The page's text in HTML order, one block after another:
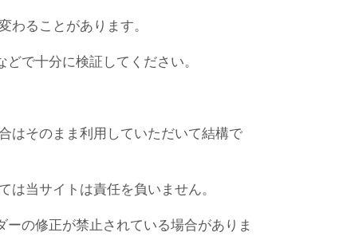
わることがあります。
で十分に検証してください。
はそのまま利用していただいて結構で
は当サイトは責任を負いません。
ーの修正が禁止されている場合がありま